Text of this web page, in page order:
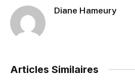
Diane Hameury
Articles Similaires